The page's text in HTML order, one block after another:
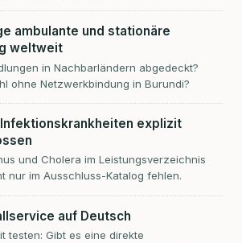
ambulante und stationäre
weltweit
in Nachbarländern abgedeckt?
ohne Netzwerkbindung in Burundi?
explizit
und Cholera im Leistungsverzeichnis
nur im Ausschluss-Katalog fehlen.
auf Deutsch
testen: Gibt es eine direkte